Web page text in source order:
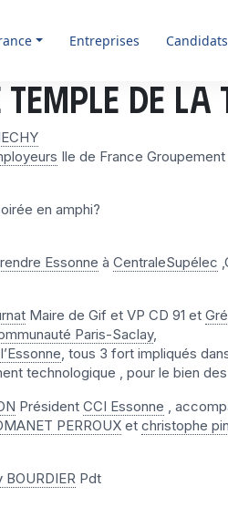
Entreprises Candidats
temple de la
Ile de France
en amphi?
Essonne à CentraleSupélec
Maire de Gif et VP CD 91 et
Paris-Saclay,
, tous 3 fort impliqués
technologique , pour le bien
Président CCI Essonne ,
PERROUX et christophe
BOURDIER Pdt